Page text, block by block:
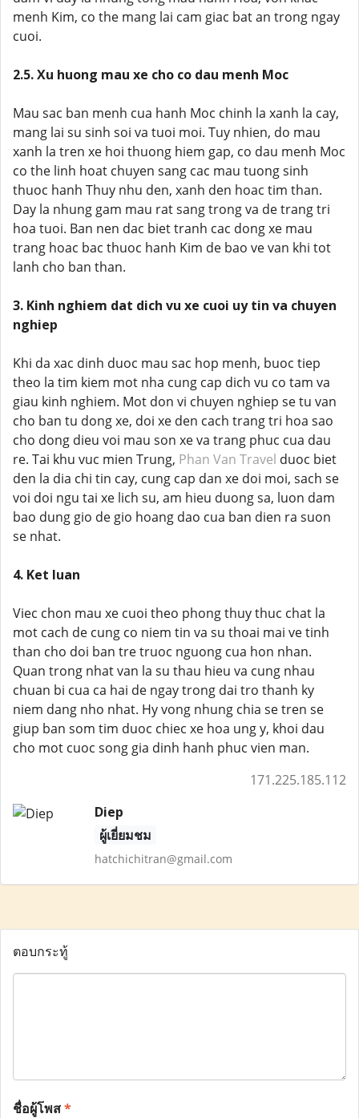
menh Kim, co the mang lai cam giac bat an trong ngay
cuoi.
2.5. Xu huong mau xe cho co dau menh Moc
Mau sac ban menh cua hanh Moc chinh la xanh la cay,
mang lai su sinh soi va tuoi moi. Tuy nhien, do mau
xanh la tren xe hoi thuong hiem gap, co dau menh Moc
co the linh hoat chuyen sang cac mau tuong sinh
thuoc hanh Thuy nhu den, xanh den hoac tim than.
Day la nhung gam mau rat sang trong va de trang tri
hoa tuoi. Ban nen dac biet tranh cac dong xe mau
trang hoac bac thuoc hanh Kim de bao ve van khi tot
lanh cho ban than.
3. Kinh nghiem dat dich vu xe cuoi uy tin va chuyen
nghiep
Khi da xac dinh duoc mau sac hop menh, buoc tiep
theo la tim kiem mot nha cung cap dich vu co tam va
giau kinh nghiem. Mot don vi chuyen nghiep se tu van
cho ban tu dong xe, doi xe den cach trang tri hoa sao
cho dong dieu voi mau son xe va trang phuc cua dau
re. Tai khu vuc mien Trung, Phan Van Travel duoc biet
den la dia chi tin cay, cung cap dan xe doi moi, sach se
voi doi ngu tai xe lich su, am hieu duong sa, luon dam
bao dung gio de gio hoang dao cua ban dien ra suon
se nhat.
4. Ket luan
Viec chon mau xe cuoi theo phong thuy thuc chat la
mot cach de cung co niem tin va su thoai mai ve tinh
than cho doi ban tre truoc nguong cua hon nhan.
Quan trong nhat van la su thau hieu va cung nhau
chuan bi cua ca hai de ngay trong dai tro thanh ky
niem dang nho nhat. Hy vong nhung chia se tren se
giup ban som tim duoc chiec xe hoa ung y, khoi dau
cho mot cuoc song gia dinh hanh phuc vien man.
171.225.185.112
Diep
ผู้เยี่ยมชม
hatchichitran@gmail.com
ตอบกระทู้
ชื่อผู้โพส*